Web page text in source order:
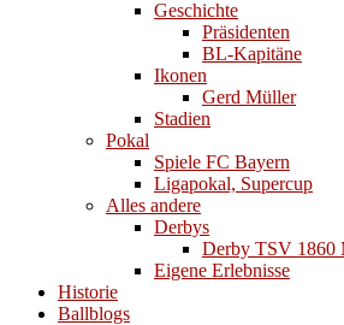
Geschichte
Präsidenten
BL-Kapitäne
Ikonen
Gerd Müller
Stadien
Pokal
Spiele FC Bayern
Ligapokal, Supercup
Alles andere
Derbys
Derby TSV 1860
Eigene Erlebnisse
Historie
Ballblogs